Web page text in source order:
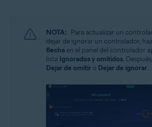
NOTA: Para actualizar un
dejar de ignorar un controlador,
flecha en el panel del controlador
lista Ignorados y omitidos.
Dejar de omitir o Dejar de ignorar.